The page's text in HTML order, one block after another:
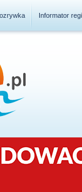
Informator